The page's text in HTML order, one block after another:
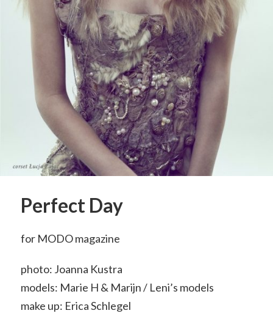
Perfect Day
for MODO magazine
photo: Joanna Kustra
models: Marie H & Marijn / Leni’s models
make up: Erica Schlegel